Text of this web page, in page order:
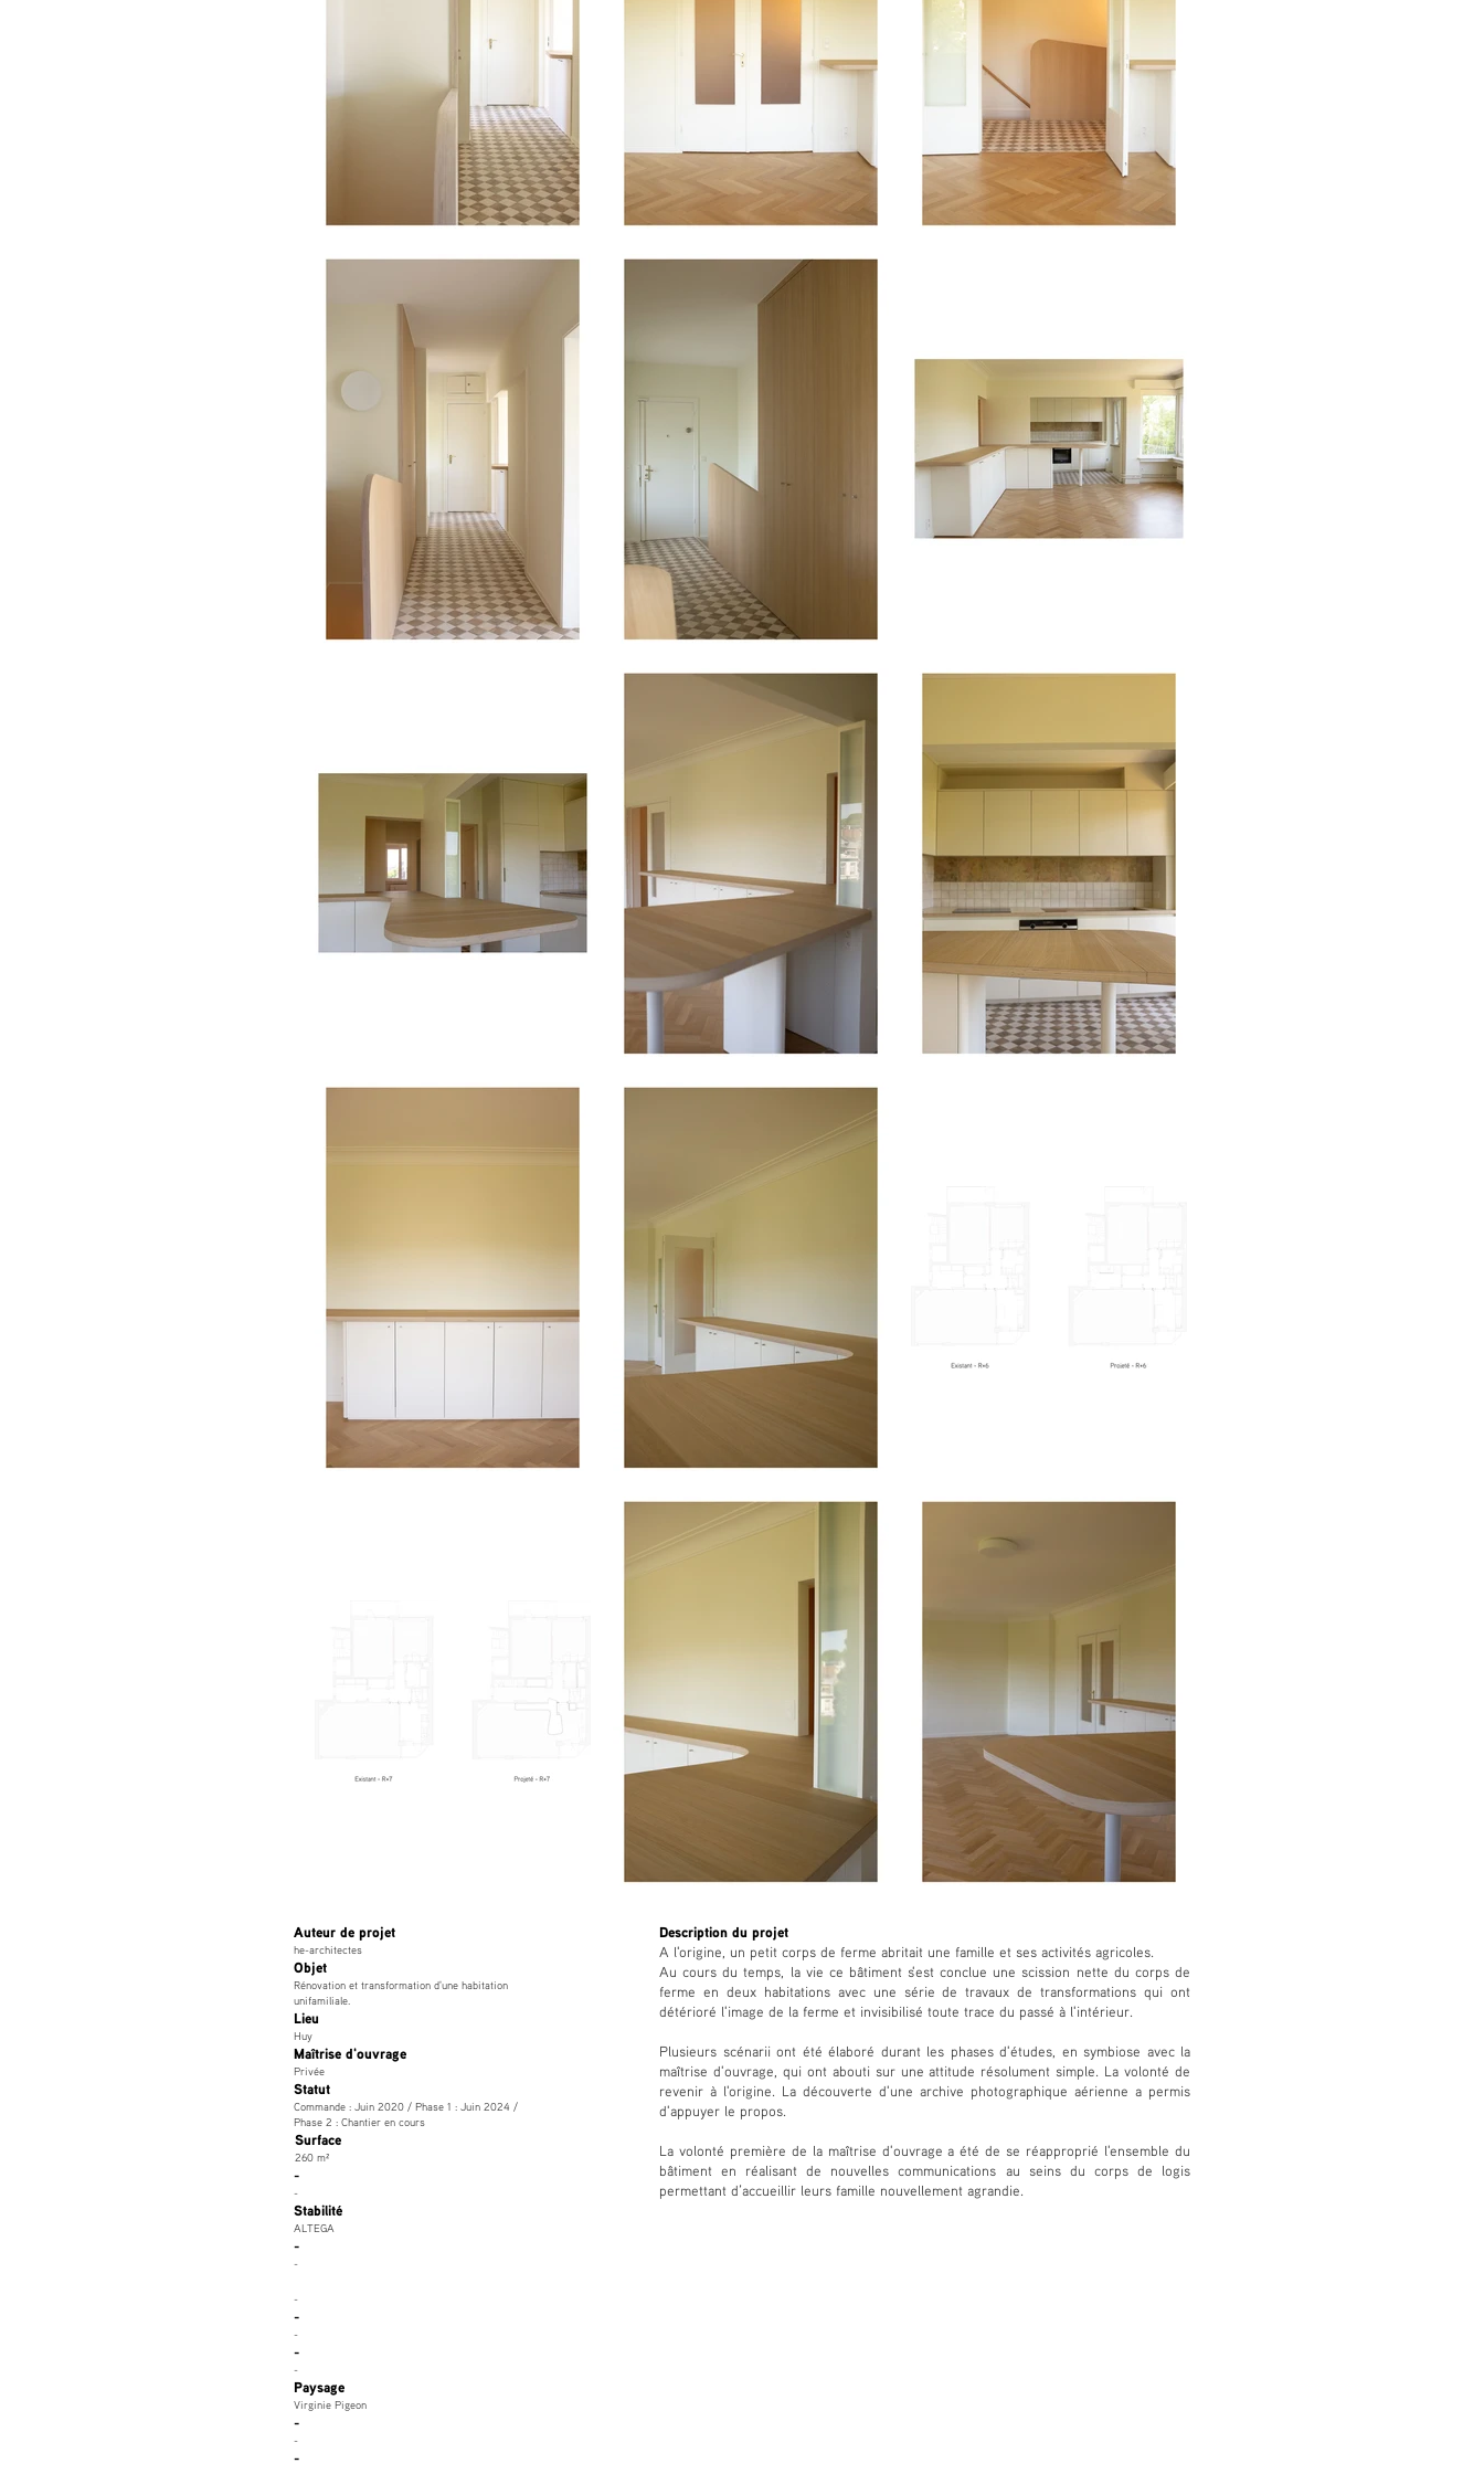
Auteur de projet
he-architectes
Objet
Rénovation et transformation d'une habitation
unifamiliale.
Lieu
Huy
Maîtrise d'ouvrage
Privée
Statut
Commande : Juin 2020 / Phase 1 : Juin 2024 /
Phase 2 : Chantier en cours
Surface
260 m²
-
-
Stabilité
ALTEGA
-
-
-
-
-
-
-
Paysage
Virginie Pigeon
-
-
-
Description du projet
A l'origine, un petit corps de ferme abritait une famille et ses activités agricoles.
Au cours du temps, la vie ce bâtiment s'est conclue une scission nette du corps de
ferme en deux habitations avec une série de travaux de transformations qui ont
détérioré l'image de la ferme et invisibilisé toute trace du passé à l'intérieur.
Plusieurs scénarii ont été élaboré durant les phases d'études, en symbiose avec la
maîtrise d'ouvrage, qui ont abouti sur une attitude résolument simple. La volonté de
revenir à l'origine. La découverte d'une archive photographique aérienne a permis
d'appuyer le propos.
La volonté première de la maîtrise d'ouvrage a été de se réapproprié l'ensemble du
bâtiment en réalisant de nouvelles communications au seins du corps de logis
permettant d’accueillir leurs famille nouvellement agrandie.